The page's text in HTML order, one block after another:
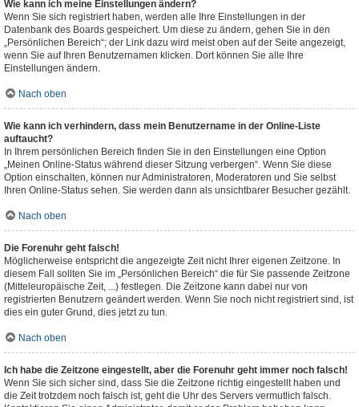
Wie kann ich meine Einstellungen ändern?
Wenn Sie sich registriert haben, werden alle Ihre Einstellungen in der
Datenbank des Boards gespeichert. Um diese zu ändern, gehen Sie in den
„Persönlichen Bereich“; der Link dazu wird meist oben auf der Seite angezeigt,
wenn Sie auf Ihren Benutzernamen klicken. Dort können Sie alle Ihre
Einstellungen ändern.
Nach oben
Wie kann ich verhindern, dass mein Benutzername in der Online-Liste
auftaucht?
In Ihrem persönlichen Bereich finden Sie in den Einstellungen eine Option
„Meinen Online-Status während dieser Sitzung verbergen“. Wenn Sie diese
Option einschalten, können nur Administratoren, Moderatoren und Sie selbst
Ihren Online-Status sehen. Sie werden dann als unsichtbarer Besucher gezählt.
Nach oben
Die Forenuhr geht falsch!
Möglicherweise entspricht die angezeigte Zeit nicht Ihrer eigenen Zeitzone. In
diesem Fall sollten Sie im „Persönlichen Bereich“ die für Sie passende Zeitzone
(Mitteleuropäische Zeit, ...) festlegen. Die Zeitzone kann dabei nur von
registrierten Benutzern geändert werden. Wenn Sie noch nicht registriert sind, ist
dies ein guter Grund, dies jetzt zu tun.
Nach oben
Ich habe die Zeitzone eingestellt, aber die Forenuhr geht immer noch falsch!
Wenn Sie sich sicher sind, dass Sie die Zeitzone richtig eingestellt haben und
die Zeit trotzdem noch falsch ist, geht die Uhr des Servers vermutlich falsch.